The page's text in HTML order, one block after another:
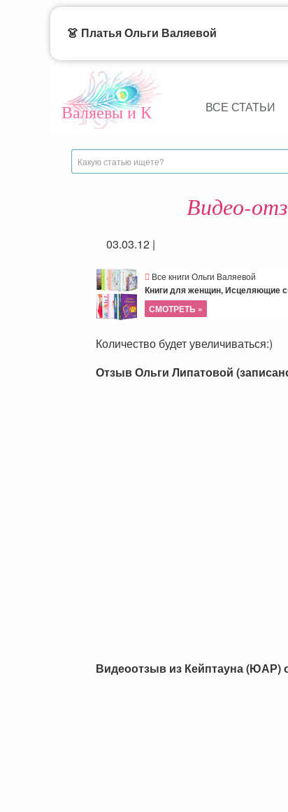
Валяевы и К ВСЕ СТАТЬИ
Видео-
03.03.12 |
Все книги Ольги Валяевой
Книги для женщин, Исцеляющие
СМОТРЕТЬ »
Количество будет увеличиваться:)
Отзыв Ольги Липатовой
Видеоотзыв из Кейптауна (ЮАР)
👗 Платья Ольги Валяевой